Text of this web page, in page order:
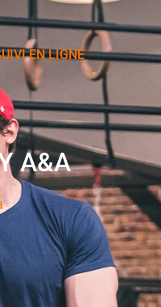
EN LIGNE
A&A